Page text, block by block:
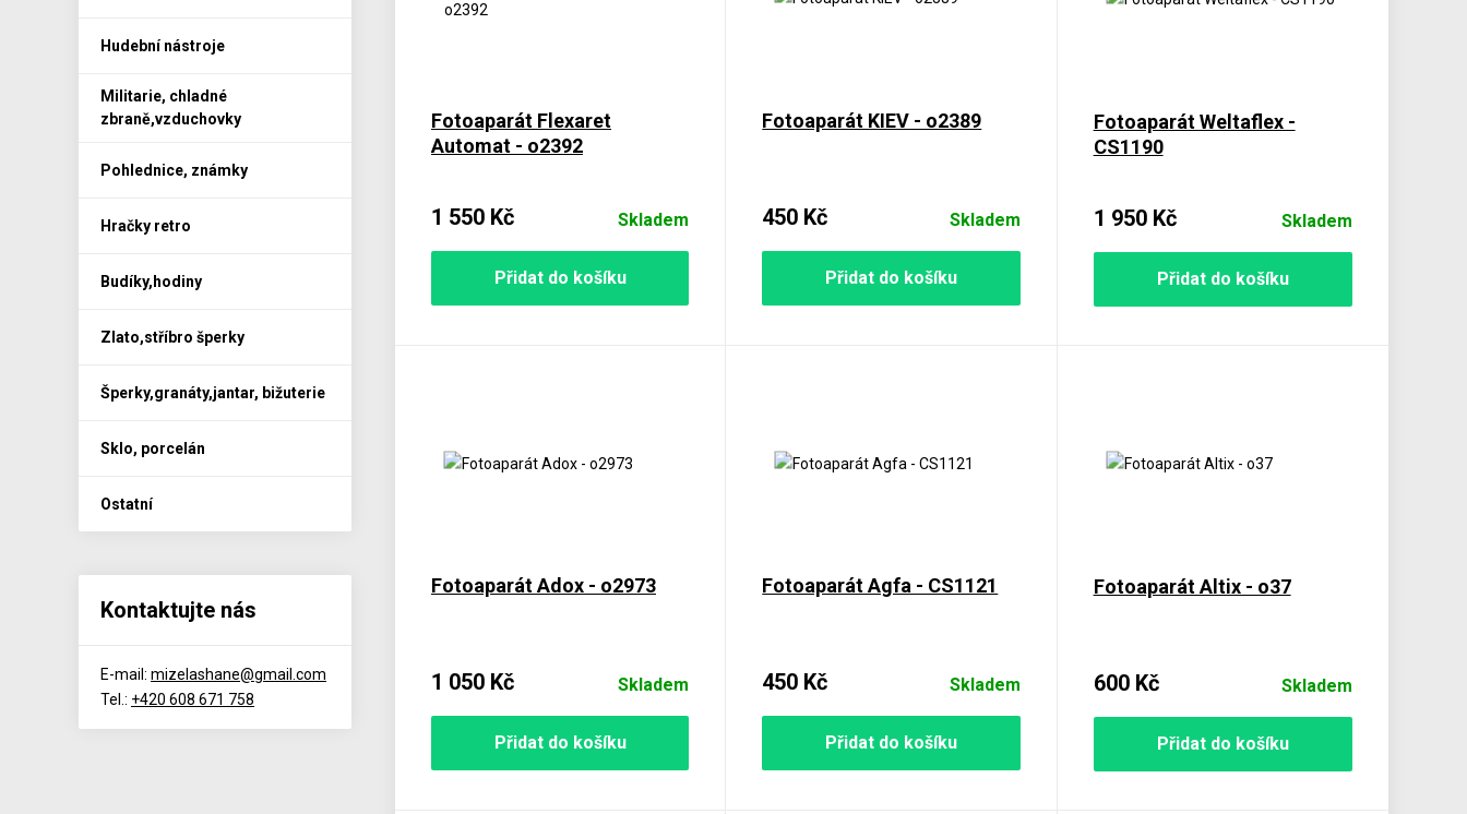
Fotoaparát Flexaret
Automat - o2392
1 550 Kč Skladem
Přidat do košíku
Fotoaparát KIEV - o2389
450 Kč Skladem
Přidat do košíku
Fotoaparát Weltaflex -
CS1190
1 950 Kč Skladem
Přidat do košíku
Fotoaparát Adox - o2973
1 050 Kč Skladem
Přidat do košíku
Fotoaparát Agfa - CS1121
450 Kč Skladem
Přidat do košíku
Fotoaparát Altix - o37
600 Kč Skladem
Přidat do košíku
Hudební nástroje
Militarie, chladné
zbraně,vzduchovky
Pohlednice, známky
Hračky retro
Budíky,hodiny
Zlato,stříbro šperky
Šperky,granáty,jantar, bižuterie
Sklo, porcelán
Ostatní
Kontaktujte nás
E-mail: mizelashane@gmail.com
Tel.: +420 608 671 758